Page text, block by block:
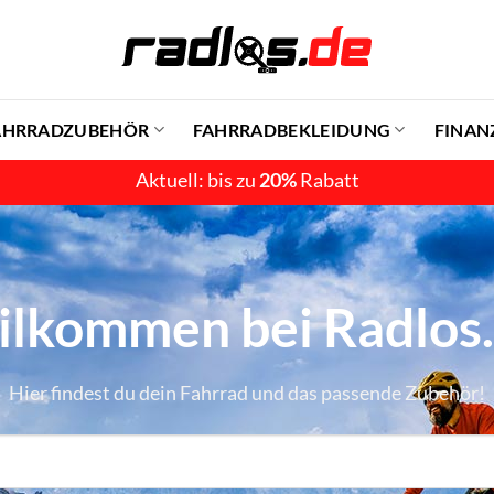
FAHRRADBEKLEIDUNG
Aktuell: bis zu 20%Rabatt
bei
Hier findest du dein Fahrrad und das passende Zubehör!